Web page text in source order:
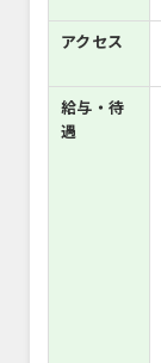
アクセス
給与・待
遇